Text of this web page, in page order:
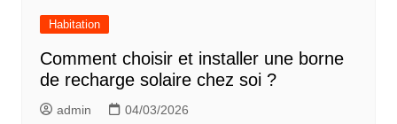
Habitation
Comment choisir et installer une borne
de recharge solaire chez soi ?
admin 04/03/2026